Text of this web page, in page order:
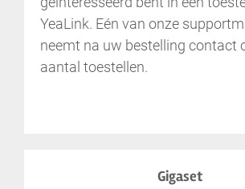
YeaLink. Eén van onze
neemt na uw bestelling contact
aantal toestellen.
Gigaset